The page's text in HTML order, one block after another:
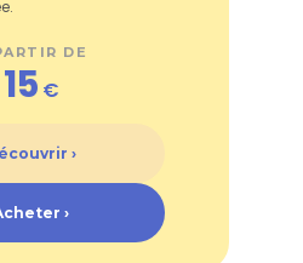
DE
15 €
›
›